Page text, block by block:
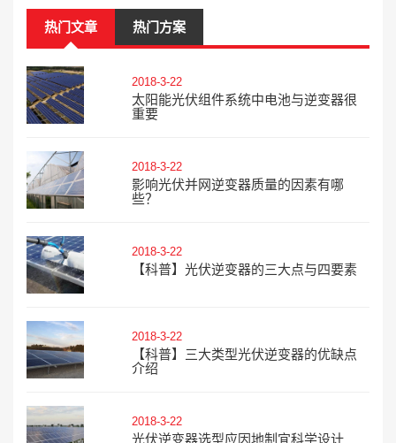
热门文章 热门方案
2018-3-22
太阳能光伏组件系统中电池与逆变器很
重要
2018-3-22
影响光伏并网逆变器质量的因素有哪
些？
2018-3-22
【科普】光伏逆变器的三大点与四要素
2018-3-22
【科普】三大类型光伏逆变器的优缺点
介绍
2018-3-22
光伏逆变器选型应因地制宜科学设计